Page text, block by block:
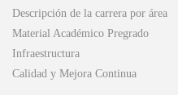
Descripción de la carrera por área
Material Académico Pregrado
Infraestructura
Calidad y Mejora Continua